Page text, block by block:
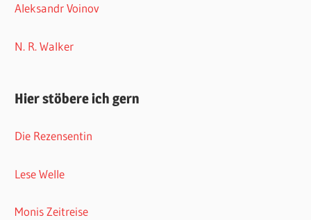
Aleksandr Voinov
N. R. Walker
Hier stöbere ich gern
Die Rezensentin
Lese Welle
Monis Zeitreise